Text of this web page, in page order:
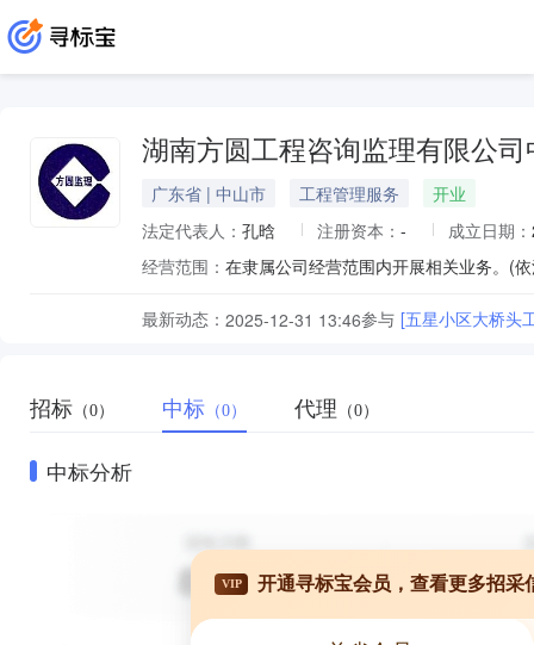
湖南方圆工程咨询监理有限公司
广东省 | 中山市 工程管理服务
开业
法定代表人： 孔晗 注册资本： - 成立日期：
经营范围： 在隶属公司经营范围内开展相关业务。(
最新动态： 2025-12-31 13:46参与 [五星小区大桥头
招标 （0） 中标 （0） 代理 （0）
中标分析
VIP 开通寻标宝会员，查看更多招采